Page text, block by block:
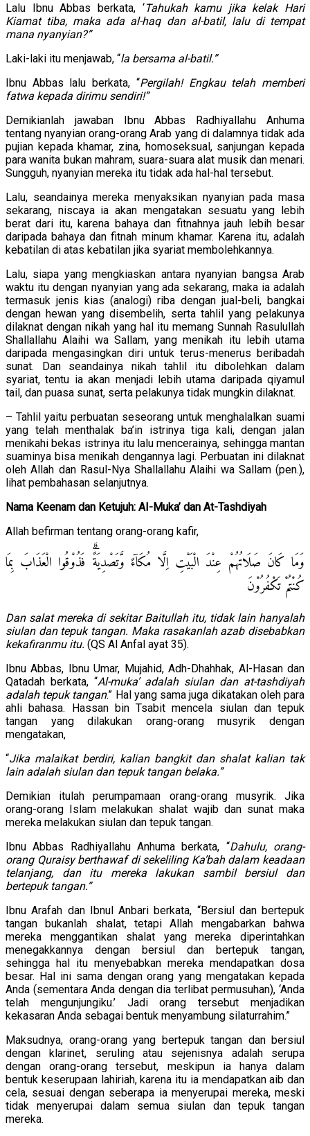
Lalu Ibnu Abbas berkata, ‘Tahukah kamu jika kelak Hari
Kiamat tiba, maka ada al-haq dan al-batil, lalu di tempat
mana nyanyian?”
Laki-laki itu menjawab, “la bersama al-batil.”
Ibnu Abbas lalu berkata, “Pergilah! Engkau telah memberi
fatwa kepada dirimu sendiri!”
Demikianlah jawaban Ibnu Abbas Radhiyallahu Anhuma
tentang nyanyian orang-orang Arab yang di dalamnya tidak ada
pujian kepada khamar, zina, homoseksual, sanjungan kepada
para wanita bukan mahram, suara-suara alat musik dan menari.
Sungguh, nyanyian mereka itu tidak ada hal-hal tersebut.
Lalu, seandainya mereka menyaksikan nyanyian pada masa
sekarang, niscaya ia akan mengatakan sesuatu yang lebih
berat dari itu, karena bahaya dan fitnahnya jauh lebih besar
daripada bahaya dan fitnah minum khamar. Karena itu, adalah
kebatilan di atas kebatilan jika syariat membolehkannya.
Lalu, siapa yang mengkiaskan antara nyanyian bangsa Arab
waktu itu dengan nyanyian yang ada sekarang, maka ia adalah
termasuk jenis kias (analogi) riba dengan jual-beli, bangkai
dengan hewan yang disembelih, serta tahlil yang pelakunya
dilaknat dengan nikah yang hal itu memang Sunnah Rasulullah
Shallallahu Alaihi wa Sallam, yang menikah itu lebih utama
daripada mengasingkan diri untuk terus-menerus beribadah
sunat. Dan seandainya nikah tahlil itu dibolehkan dalam
syariat, tentu ia akan menjadi lebih utama daripada qiyamul
tail, dan puasa sunat, serta pelakunya tidak mungkin dilaknat.
– Tahlil yaitu perbuatan seseorang untuk menghalalkan suami
yang telah menthalak ba’in istrinya tiga kali, dengan jalan
menikahi bekas istrinya itu lalu mencerainya, sehingga mantan
suaminya bisa menikah dengannya lagi. Perbuatan ini dilaknat
oleh Allah dan Rasul-Nya Shallallahu Alaihi wa Sallam (pen.),
lihat pembahasan selanjutnya.
Nama Keenam dan Ketujuh: AI-Muka’ dan At-Tashdiyah
Allah befirman tentang orang-orang kafir,
وَمَا كَانَ صَلَاتُهُمْ عِنْدَ الْبَيْتِ اِلَّا مُكَاۤءً وَّتَصْدِيَةًۗ فَذُوْقُوا الْعَذَابَ بِمَا
كُنْتُمْ تَكْفُرُوْنَ
Dan salat mereka di sekitar Baitullah itu, tidak lain hanyalah
siulan dan tepuk tangan. Maka rasakanlah azab disebabkan
kekafiranmu itu. (QS Al Anfal ayat 35).
Ibnu Abbas, Ibnu Umar, Mujahid, Adh-Dhahhak, Al-Hasan dan
Qatadah berkata, “Al-muka’ adalah siulan dan at-tashdiyah
adalah tepuk tangan.” Hal yang sama juga dikatakan oleh para
ahli bahasa. Hassan bin Tsabit mencela siulan dan tepuk
tangan yang dilakukan orang-orang musyrik dengan
mengatakan,
“Jika malaikat berdiri, kalian bangkit dan shalat kalian tak
lain adalah siulan dan tepuk tangan belaka.”
Demikian itulah perumpamaan orang-orang musyrik. Jika
orang-orang Islam melakukan shalat wajib dan sunat maka
mereka melakukan siulan dan tepuk tangan.
Ibnu Abbas Radhiyallahu Anhuma berkata, “Dahulu, orang-
orang Quraisy berthawaf di sekeliling Ka’bah dalam keadaan
telanjang, dan itu mereka lakukan sambil bersiul dan
bertepuk tangan.”
Ibnu Arafah dan Ibnul Anbari berkata, “Bersiul dan bertepuk
tangan bukanlah shalat, tetapi Allah mengabarkan bahwa
mereka menggantikan shalat yang mereka diperintahkan
menegakkannya dengan bersiul dan bertepuk tangan,
sehingga hal itu menyebabkan mereka mendapatkan dosa
besar. Hal ini sama dengan orang yang mengatakan kepada
Anda (sementara Anda dengan dia terlibat permusuhan), ‘Anda
telah mengunjungiku.’ Jadi orang tersebut menjadikan
kekasaran Anda sebagai bentuk menyambung silaturrahim.”
Maksudnya, orang-orang yang bertepuk tangan dan bersiul
dengan klarinet, seruling atau sejenisnya adalah serupa
dengan orang-orang tersebut, meskipun ia hanya dalam
bentuk keserupaan lahiriah, karena itu ia mendapatkan aib dan
cela, sesuai dengan seberapa ia menyerupai mereka, meski
tidak menyerupai dalam semua siulan dan tepuk tangan
mereka.